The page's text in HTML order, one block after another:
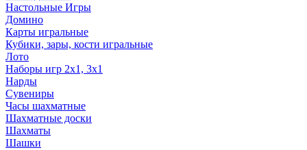
Настольные Игры
Домино
Карты игральные
Кубики, зары, кости игральные
Лото
Наборы игр 2х1, 3х1
Нарды
Сувениры
Часы шахматные
Шахматные доски
Шахматы
Шашки